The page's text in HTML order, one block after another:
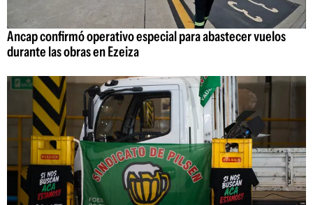
Ancap confirmó operativo especial para abastecer vuelos
durante las obras en Ezeiza